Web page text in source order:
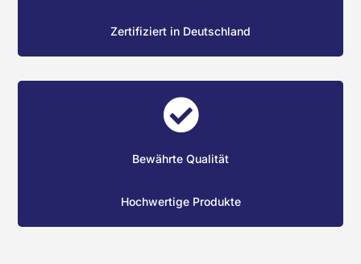
Zertifiziert in Deutschland

Bewährte Qualität
Hochwertige Produkte